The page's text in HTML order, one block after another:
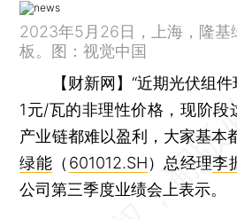
2023年5月26日，上海，隆基
板。图：视觉中国
【财新网】 “近期光伏组
1元/瓦的非理性价格，现阶段
产业链都难以盈利，大家基本
绿能 （ 601012.SH）总经理李
公司第三季度业绩会上表示。